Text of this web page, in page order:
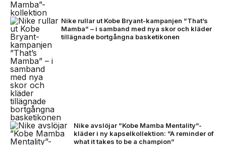
Nike rullar ut Kobe Bryant-kampanjen ”That’s
Mamba” – i samband med nya skor och kläder
tillägnade bortgångna basketikonen
Nike avslöjar ”Kobe Mamba Mentality”-
kläder i ny kapselkollektion: ”A reminder of
what it takes to be a champion”